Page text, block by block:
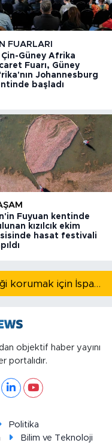
FUARLARI
Çin-Güney Afrika
Fuarı, Güney
Johannesburg
başladı
Fuyuan kentinde
kızılcık ekim
hasat festivali
İtalya Başbakanı: Ulusal güvenliği korumak için İspanya ile Schengen kapsamındaki serbest dolaşımı askıya alıyoruz
objektif haber yayını
portalıdır.
Politika
Bilim ve Teknoloji